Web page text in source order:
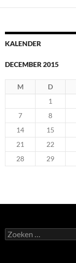
KALENDER
DECEMBER 2015
M D
1
7
8
14
15
21
22
28
29
Zoeken
naar: